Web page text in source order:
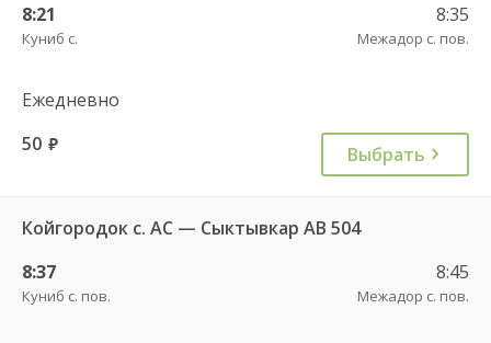
8:21
Куниб с.
8:35
Межадор с. пов.
Ежедневно
50 руб. Выбрать
Койгородок с. АС — Сыктывкар АВ 504
8:37
Куниб с. пов.
8:45
Межадор с. пов.